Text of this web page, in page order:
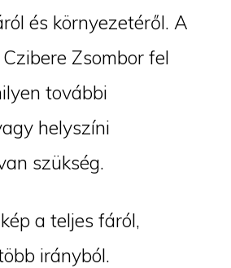
és környezetéről. A
Zsombor fel
további
helyszíni
szükség.
a teljes fáról,
irányból.